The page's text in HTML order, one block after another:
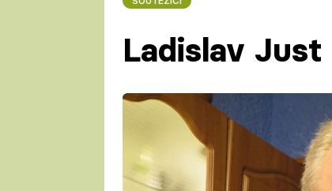
Ladislav Just